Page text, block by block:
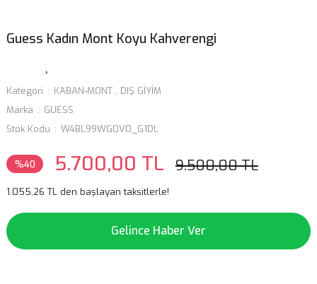
Guess Kadın Mont Koyu Kahverengi
Kategori KABAN-MONT , DIŞ GİYİM
Marka
GUESS
Stok Kodu
W4BL99WG0V0_G1DL
%40 5.700,00 TL 9.500,00 TL
1.055,26 TL den başlayan taksitlerle!
Gelince Haber Ver